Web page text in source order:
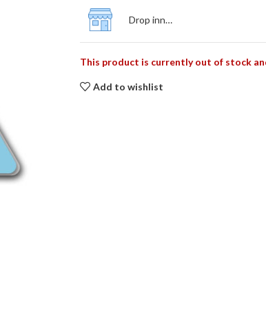
Drop inn…
This product is currently out of stock
Add to wishlist